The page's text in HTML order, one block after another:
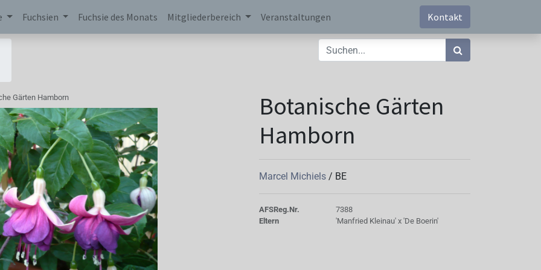
Fuchsien Fuchsie des Monats Mitgliederbereich Veranstaltungen Kontakt
Gärten Hamborn
Botanische Gärten
Hamborn
Marcel Michiels / BE
AFSReg.Nr.
7388
Eltern
'Manfried Kleinau' x 'De Boerin'